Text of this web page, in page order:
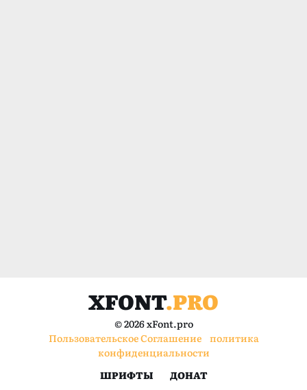
XFONT.PRO
© 2026 xFont.pro
Пользовательское Соглашение
политика
конфиденциальности
ШРИФТЫ
ДОНАТ